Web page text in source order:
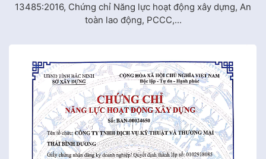
13485:2016, Chứng chỉ Năng lực hoạt động xây dựng, An
toàn lao động, PCCC,...